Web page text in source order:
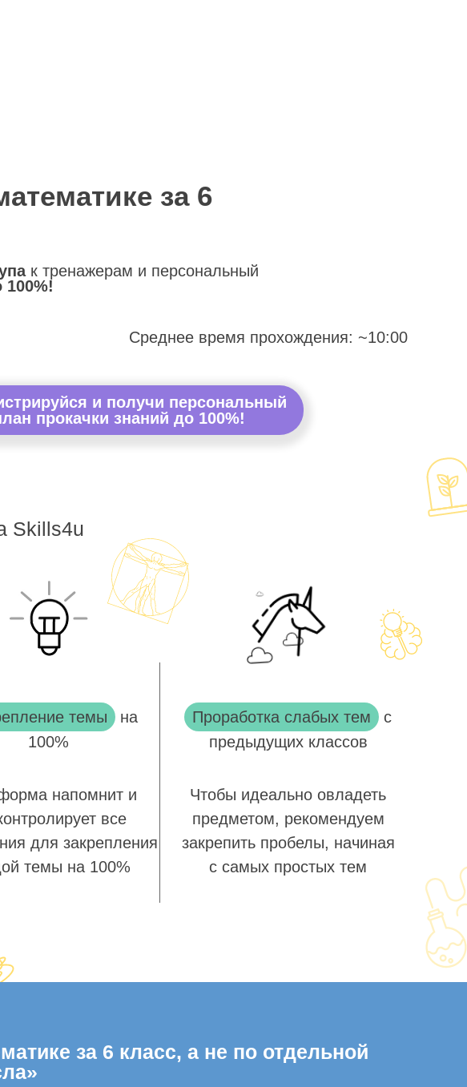
за 6
к тренажерам и персональный
100%!
Среднее время прохождения: ~10:00
и получи персональный
прокачки знаний до 100%!
Skills4u
темы на
100%
напомнит и
все
для закрепления
темы на 100%
Проработка слабых тем
с
предыдущих классов
Чтобы идеально овладеть
предметом, рекомендуем
закрепить пробелы, начиная
с самых простых тем
за 6 класс, а не по отдельной